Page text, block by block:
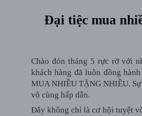
Đại tiệc mua
Chào đón tháng 5 rực rỡ với
khách hàng đã luôn đồng
MUA NHIỀU TẶNG NHIỀU.
vô cùng hấp dẫn.
Đây không chỉ là cơ hội tuyệt